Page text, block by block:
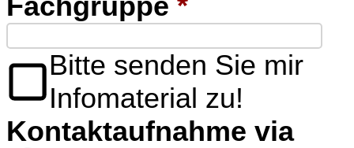
Bitte senden Sie mir
Infomaterial zu!
Kontaktaufnahme via